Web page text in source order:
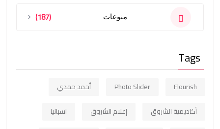
منوعات (187)
Tags
Flourish
Photo Slider
أحمد حمدي
أكاديمية الشروق
إعلام الشروق
اسبانيا